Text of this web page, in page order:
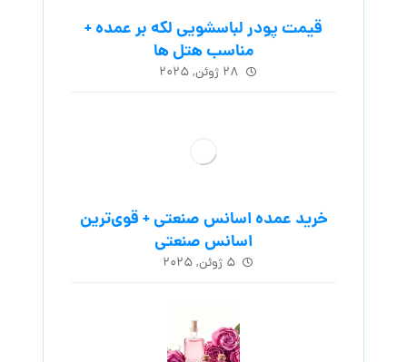
قیمت پودر لباسشویی لکه بر عمده +
مناسب هتل ها
۲۸ ژوئن, ۲۰۲۵
خرید عمده اسانس صنعتی + قوی‌ترین
اسانس‌ صنعتی
۵ ژوئن, ۲۰۲۵